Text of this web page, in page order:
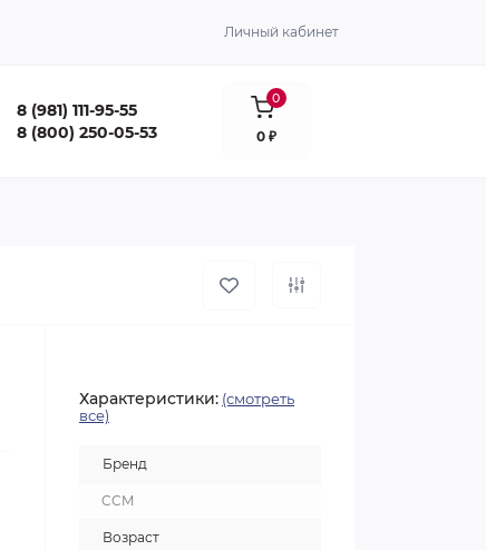
Личный кабинет
8 (981) 111-95-55
8 (800) 250-05-53
0
0 ₽
Характеристики: (смотреть
все)
Бренд
CCM
Возраст